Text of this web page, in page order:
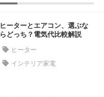
ヒーターとエアコン、選ぶな
らどっち？電気代比較解説
ヒーター
インテリア家電